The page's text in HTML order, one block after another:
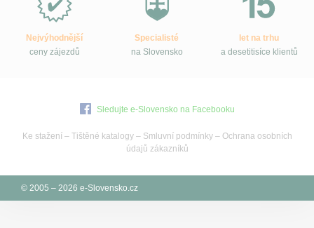
Slovensko.cz?
Nejvýhodnější
ceny zájezdů
Specialisté
na Slovensko
let na trhu
a desetitisíce klientů
Sledujte e-Slovensko na Facebooku
Ke stažení– Tištěné katalogy– Smluvní podmínky– Ochrana osobních
údajů zákazníků
© 2005 – 2026 e-Slovensko.cz